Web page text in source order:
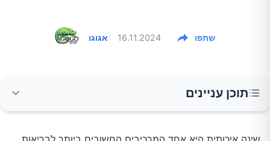
אגוגו 16.11.2024 שתפו
תוכן עניינים
1. שימוש במסכים לפני השינה